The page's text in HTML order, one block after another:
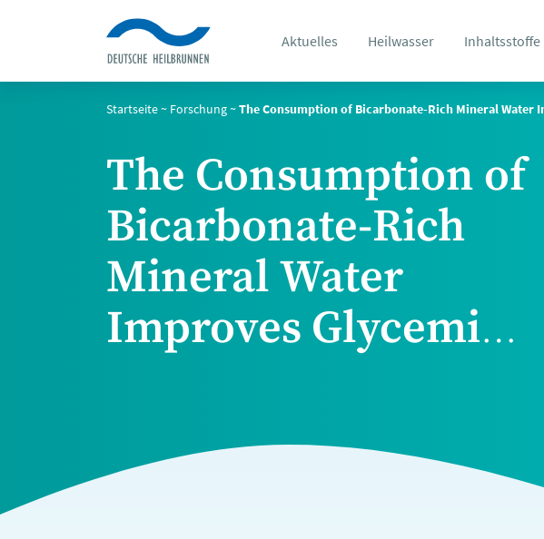
Aktuelles Heilwasser Inhaltsstoffe
Startseite~ Forschung~The Consumption of Bicarbonate-Rich Mineral Water
The Consumption of
Bicarbonate-Rich
Mineral Water
Improves Glycemic